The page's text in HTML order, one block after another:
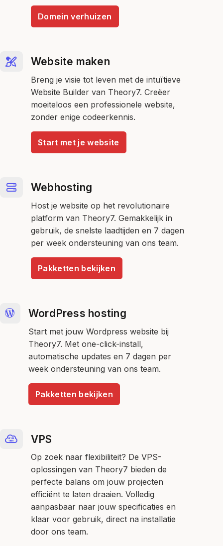
Domein verhuizen
Website maken
Breng je visie tot leven met de intuïtieve
Website Builder van Theory7. Creëer
moeiteloos een professionele website,
zonder enige codeerkennis.
Start met je website
Webhosting
Host je website op het revolutionaire
platform van Theory7. Gemakkelijk in
gebruik, de snelste laadtijden en 7 dagen
per week ondersteuning van ons team.
Pakketten bekijken
WordPress hosting
Start met jouw Wordpress website bij
Theory7. Met one-click-install,
automatische updates en 7 dagen per
week ondersteuning van ons team.
Pakketten bekijken
VPS
Op zoek naar flexibiliteit? De VPS-
oplossingen van Theory7 bieden de
perfecte balans om jouw projecten
efficiënt te laten draaien. Volledig
aanpasbaar naar jouw specificaties en
klaar voor gebruik, direct na installatie
door ons team.